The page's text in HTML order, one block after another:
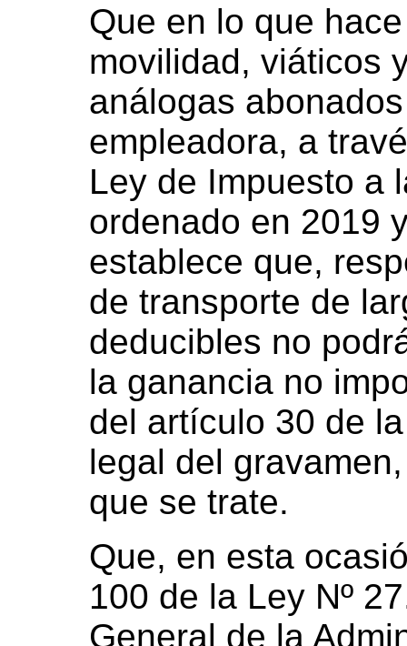
Que en lo que
movilidad, viáticos
análogas
empleadora, a
Ley de Impuesto a
ordenado en 2019
establece que,
de transporte de
deducibles no
la ganancia no
del artículo 30 de
legal del
que se trate.
Que, en esta
100 de la Ley Nº
General de la